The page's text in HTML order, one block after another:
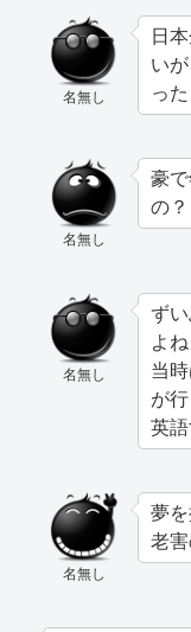
名無し
日
い
っ
名無し
豪
の？
名無し
ず
よね
当
が
英
名無し
夢
老